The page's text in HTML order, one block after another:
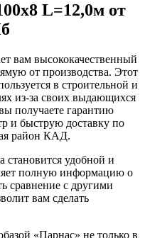
L=12,0м от
вам высококачественный
от производства. Этот
в строительной и
из-за своих выдающихся
получаете гарантию
и быструю доставку по
район КАД.
становится удобной и
полную информацию о
сравнение с другими
вам сделать
«Парнас» не только в